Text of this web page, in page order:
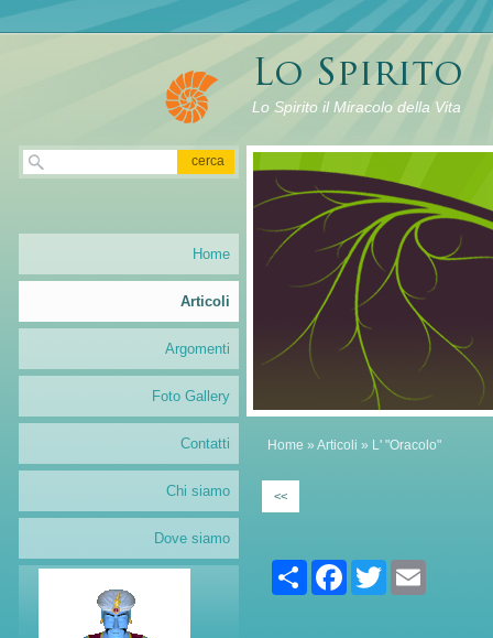
Lo Spirito il Miracolo della Vita
Home » Articoli » L' "Oracolo"
<<
Share FacebookTwitter
Home
Articoli
Argomenti
Foto Gallery
Contatti
Chi siamo
Dove siamo